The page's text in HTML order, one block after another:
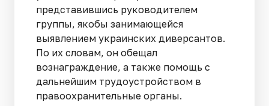
представившись руководителем
группы, якобы занимающейся
выявлением украинских диверсантов.
По их словам, он обещал
вознаграждение, а также помощь с
дальнейшим трудоустройством в
правоохранительные органы.